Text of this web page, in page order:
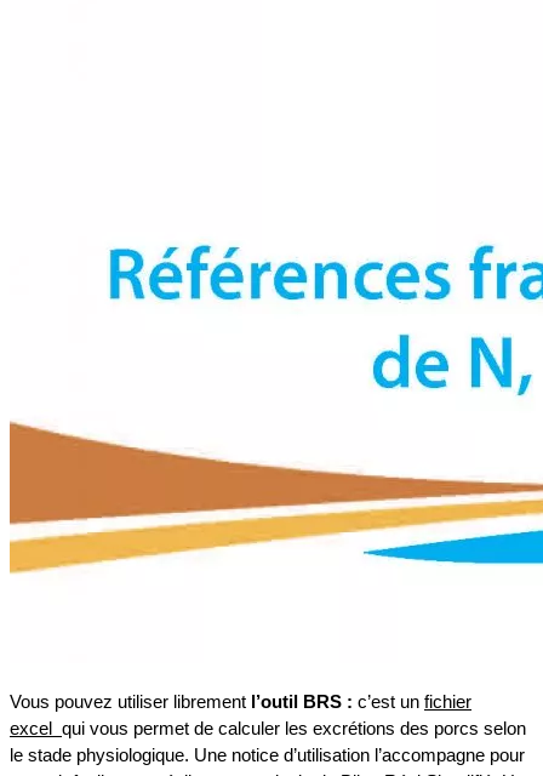
Vous pouvez utiliser librement l’outil BRS : c’est un fichier
excel qui vous permet de calculer les excrétions des porcs selon
le stade physiologique. Une notice d’utilisation l’accompagne pour